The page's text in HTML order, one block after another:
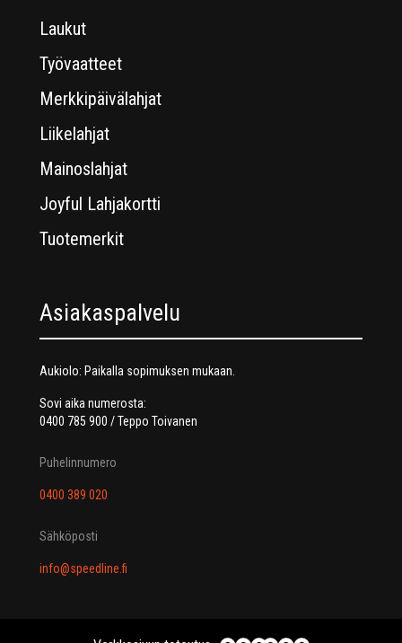
Laukut
Työvaatteet
Merkkipäivälahjat
Liikelahjat
Mainoslahjat
Joyful Lahjakortti
Tuotemerkit
Asiakaspalvelu
Aukiolo: Paikalla sopimuksen mukaan.
Sovi aika numerosta:
0400 785 900 / Teppo Toivanen
Puhelinnumero
0400 389 020
Sähköposti
info@speedline.fi